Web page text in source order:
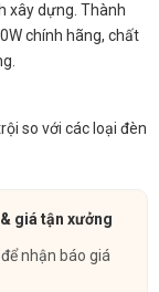
xây dựng. Thành
chính hãng, chất
so với các loại đèn
giá tận xưởng
nhận báo giá